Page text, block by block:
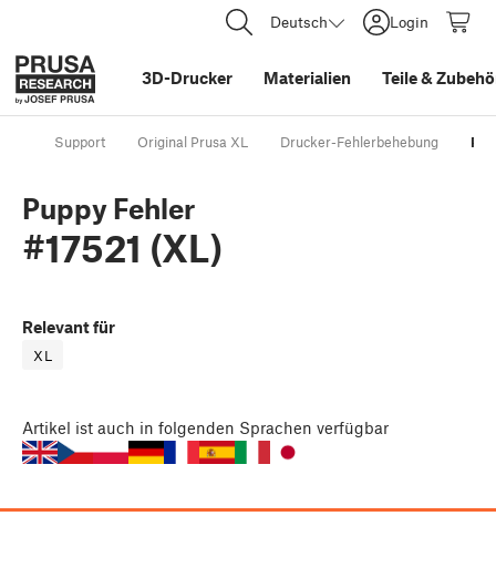
Deutsch Login
3D-Drucker Materialien Teile&
Support Original Prusa XL Drucker-Fehlerbehebung
Puppy Fehler
#17521 (XL)
Relevant für
XL
Artikel ist auch in folgenden Sprachen verfügbar